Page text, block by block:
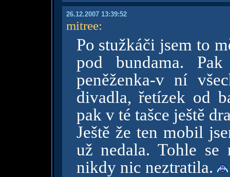
26.12.2007 13:39:52
mitree:
Po stužkáči jsem to
pod bundama.
peněženka-v ní
divadla, řetízek od
pak v té tašce ještě
Ještě že ten mobil
už nedala. Tohle se
nikdy nic neztratila.